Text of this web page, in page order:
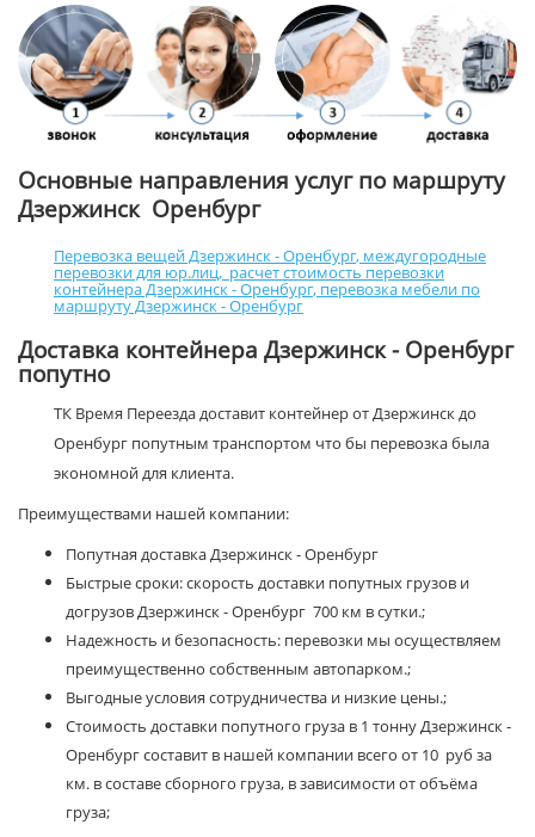
Основные направления услуг по маршруту
Дзержинск Оренбург
Перевозка вещей Дзержинск - Оренбург, междугородные
перевозки для юр.лиц, расчет стоимость перевозки
контейнера Дзержинск - Оренбург, перевозка мебели по
маршруту Дзержинск - Оренбург
Доставка контейнера Дзержинск - Оренбург
попутно
ТК Время Переезда доставит контейнер от Дзержинск до
Оренбург попутным транспортом что бы перевозка была
экономной для клиента.
Преимуществами нашей компании:
Попутная доставка Дзержинск - Оренбург
Быстрые сроки: скорость доставки попутных грузов и
догрузов Дзержинск - Оренбург 700 км в сутки.;
Надежность и безопасность: перевозки мы осуществляем
преимущественно собственным автопарком.;
Выгодные условия сотрудничества и низкие цены.;
Стоимость доставки попутного груза в 1 тонну Дзержинск -
Оренбург составит в нашей компании всего от 10 руб за
км. в составе сборного груза, в зависимости от объёма
груза;